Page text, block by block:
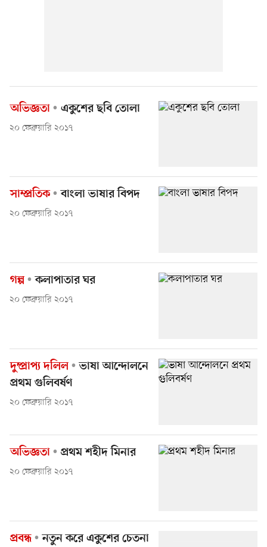
অভিজ্ঞতা একুশের ছবি তোলা
২০ ফেব্রুয়ারি ২০১৭
সাম্প্রতিক বাংলা ভাষার বিপদ
২০ ফেব্রুয়ারি ২০১৭
গল্প কলাপাতার ঘর
২০ ফেব্রুয়ারি ২০১৭
দুষ্প্রাপ্য দলিল
ভাষা আন্দোলনে
প্রথম গুলিবর্ষণ
২০ ফেব্রুয়ারি ২০১৭
অভিজ্ঞতা প্রথম শহীদ মিনার
২০ ফেব্রুয়ারি ২০১৭
প্রবন্ধ নতুন করে একুশের চেতনা